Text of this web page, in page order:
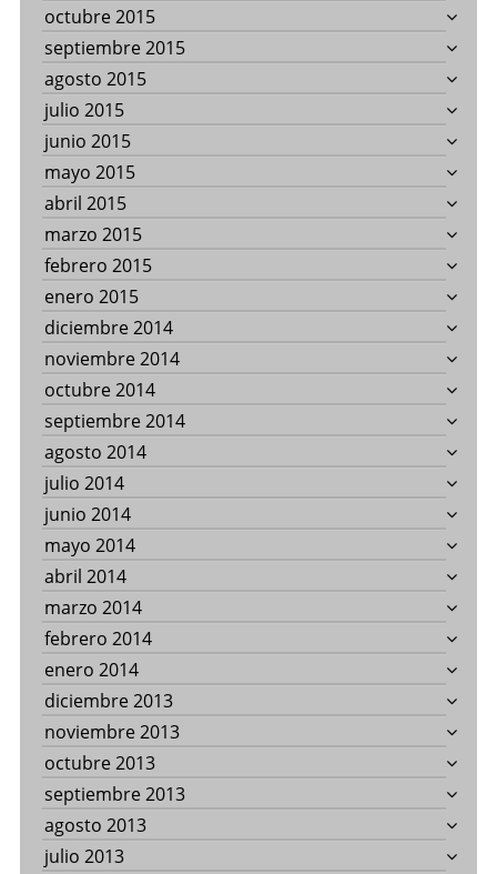
octubre 2015
septiembre 2015
agosto 2015
julio 2015
junio 2015
mayo 2015
abril 2015
marzo 2015
febrero 2015
enero 2015
diciembre 2014
noviembre 2014
octubre 2014
septiembre 2014
agosto 2014
julio 2014
junio 2014
mayo 2014
abril 2014
marzo 2014
febrero 2014
enero 2014
diciembre 2013
noviembre 2013
octubre 2013
septiembre 2013
agosto 2013
julio 2013